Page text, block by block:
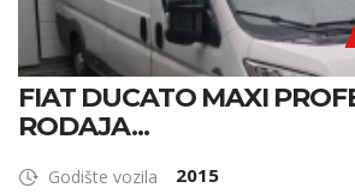
FIAT DUCATO MAXI
RODAJA...
Godište vozila 2015